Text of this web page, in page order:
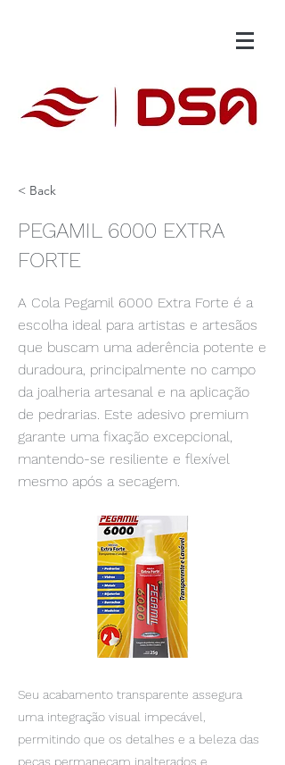
< Back
PEGAMIL 6000 EXTRA
FORTE
A Cola Pegamil 6000 Extra Forte é a
escolha ideal para artistas e artesãos
que buscam uma aderência potente e
duradoura, principalmente no campo
da joalheria artesanal e na aplicação
de pedrarias. Este adesivo premium
garante uma fixação excepcional,
mantendo-se resiliente e flexível
mesmo após a secagem.
Seu acabamento transparente assegura
uma integração visual impecável,
permitindo que os detalhes e a beleza das
peças permaneçam inalterados e